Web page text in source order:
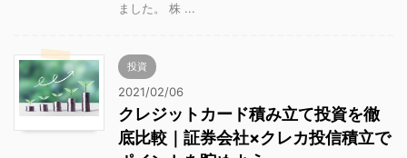
ました。 株 ...
投資
2021/02/06
クレジットカード積み立て投資を徹
底比較｜証券会社×クレカ投信積立で